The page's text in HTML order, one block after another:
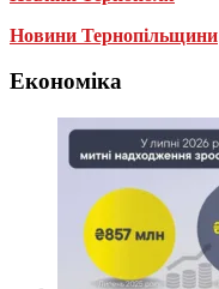
Новини Тернопільщини
Економіка